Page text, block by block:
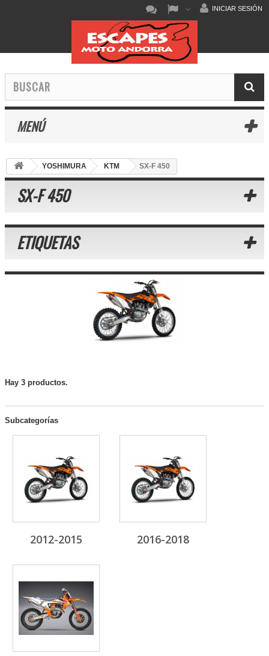
INICIAR SESIÓN
MENÚ
YOSHIMURA KTM SX-F 450
SX-F 450
ETIQUETAS
Hay 3 productos.
Subcategorías
2012-2015 2016-2018